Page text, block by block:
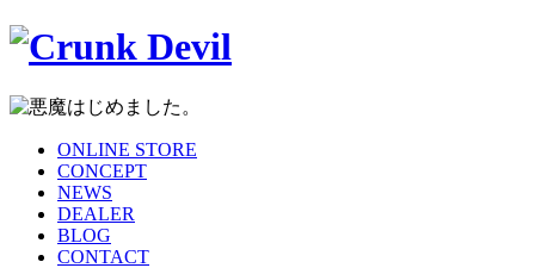
ONLINE STORE
CONCEPT
NEWS
DEALER
BLOG
CONTACT